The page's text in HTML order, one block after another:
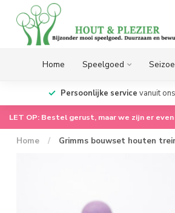
Home Speelgoed
Persoonlijke service vanuit
LET OP: Bestel gerust, maar we zijn er
Home / Grimms bouwset houten